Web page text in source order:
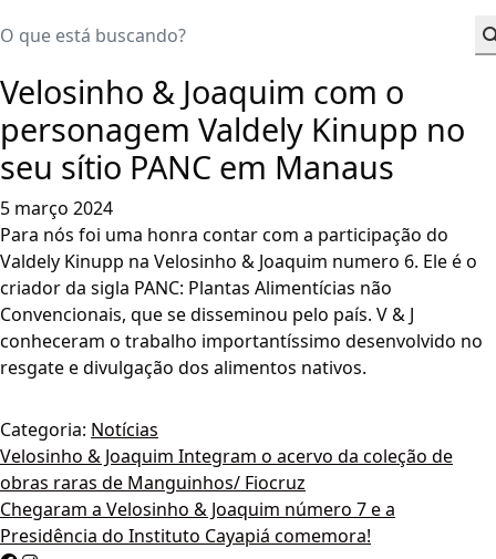
Velosinho & Joaquim com o
personagem Valdely Kinupp no
seu sítio PANC em Manaus
5 março 2024
Para nós foi uma honra contar com a participação do
Valdely Kinupp na Velosinho & Joaquim numero 6. Ele é o
criador da sigla PANC: Plantas Alimentícias não
Convencionais, que se disseminou pelo país. V & J
conheceram o trabalho importantíssimo desenvolvido no
resgate e divulgação dos alimentos nativos.
Categoria: Notícias
Navegação
de
Post
Velosinho & Joaquim Integram o acervo da coleção de
obras raras de Manguinhos/ Fiocruz
Chegaram a Velosinho & Joaquim número 7 e a
Presidência do Instituto Cayapiá comemora!